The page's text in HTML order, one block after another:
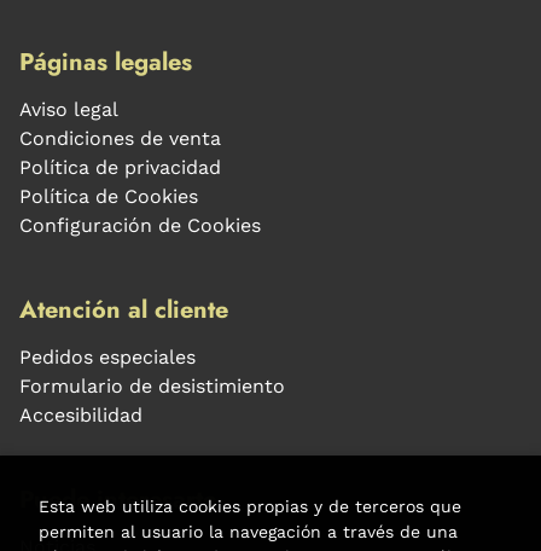
Páginas legales
Aviso legal
Condiciones de venta
Política de privacidad
Política de Cookies
Configuración de Cookies
Atención al cliente
Pedidos especiales
Formulario de desistimiento
Accesibilidad
Puede interesarte
Esta web utiliza cookies propias y de terceros que
permiten al usuario la navegación a través de una